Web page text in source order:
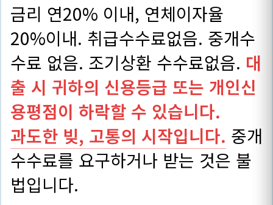
금리 연20% 이내, 연체이자율
20%이내. 취급수수료없음. 중개수
수료 없음. 조기상환 수수료없음. 대
출 시 귀하의 신용등급 또는 개인신
용평점이 하락할 수 있습니다.
과도한 빚, 고통의 시작입니다. 중개
수수료를 요구하거나 받는 것은 불
법입니다.